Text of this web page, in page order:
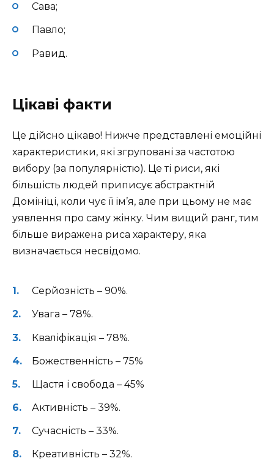
Сава;
Павло;
Равид.
Цікаві факти
Це дійсно цікаво! Нижче представлені емоційні
характеристики, які згруповані за частотою
вибору (за популярністю). Це ті риси, які
більшість людей приписує абстрактній
Домініці, коли чує її ім’я, але при цьому не має
уявлення про саму жінку. Чим вищий ранг, тим
більше виражена риса характеру, яка
визначається несвідомо.
Серйозність – 90%.
Увага – 78%.
Кваліфікація – 78%.
Божественність – 75%
Щастя і свобода – 45%
Активність – 39%.
Сучасність – 33%.
Креативність – 32%.